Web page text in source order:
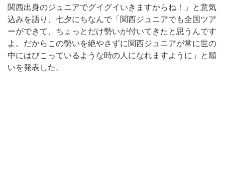
関西出身のジュニアでグイグイいきますからね！」と意気
込みを語り、七夕にちなんで「関西ジュニアでも全国ツア
ーができて、ちょっとだけ勢いが付いてきたと思うんです
よ。だからこの勢いを絶やさずに関西ジュニアが常に世の
中にはびこっているような時の人になれますように」と願
いを発表した。